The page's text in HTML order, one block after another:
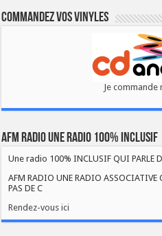
Commandez vos vinyles
Je commande
AFM RADIO UNE RADIO 100% INCLUSIF
Une radio 100% INCLUSIF QUI PARLE
AFM RADIO UNE RADIO ASSOCIATIVE
PAS DE C
Rendez-vous ici